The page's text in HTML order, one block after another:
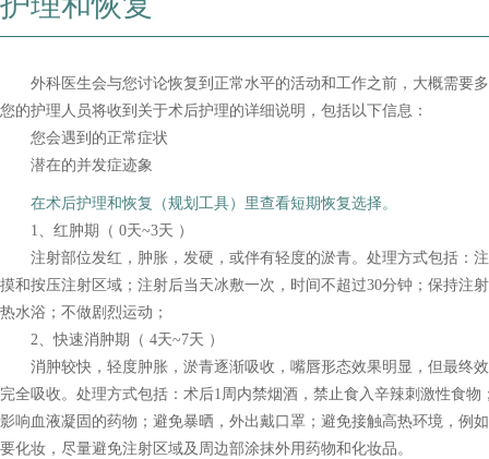
外科医生会与您讨论恢复到正常水平的活动和工作之前，大概需要
您的护理人员将收到关于术后护理的详细说明，包括以下信息：
您会遇到的正常症状
潜在的并发症迹象
在术后护理和恢复（规划工具）里查看短期恢复选择。
1、红肿期（ 0天~3天 ）
注射部位发红，肿胀，发硬，或伴有轻度的淤青。处理方式包括：注
摸和按压注射区域；注射后当天冰敷一次，时间不超过30分钟；保持注
热水浴；不做剧烈运动；
2、快速消肿期（ 4天~7天 ）
消肿较快，轻度肿胀，淤青逐渐吸收，嘴唇形态效果明显，但最终
完全吸收。处理方式包括：术后1周内禁烟酒，禁止食入辛辣刺激性食物
影响血液凝固的药物；避免暴晒，外出戴口罩；避免接触高热环境，例
要化妆，尽量避免注射区域及周边部涂抹外用药物和化妆品。